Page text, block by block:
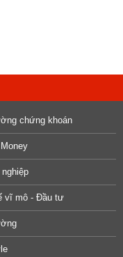
chứng khoán
nghiệp
vĩ mô - Đầu tư